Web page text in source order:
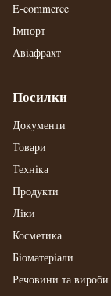
E-commerce
Імпорт
Авіафрахт
Посилки
Документи
Товари
Техніка
Продукти
Ліки
Косметика
Біоматеріали
Речовини та вироби